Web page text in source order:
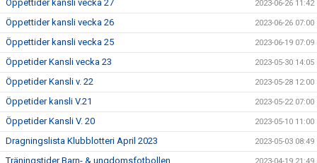
Öppettider kansli vecka 27 2023-06-26 11:42
Öppettider kansli vecka 26 2023-06-26 07:00
Öppettider kansli vecka 25 2023-06-19 07:09
Öppetider Kansli vecka 23 2023-05-30 14:05
Öppetider Kansli v. 22 2023-05-28 12:00
Öppetider kansli V.21 2023-05-22 07:00
Öppetider Kansli V. 20 2023-05-10 11:00
Dragningslista Klubblotteri April 2023 2023-05-03 08:49
Träningstider Barn- & ungdomsfotbollen